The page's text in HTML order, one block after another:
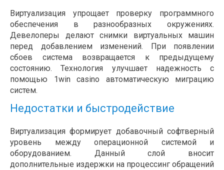
Виртуализация упрощает проверку программного
обеспечения в разнообразных окружениях.
Девелоперы делают снимки виртуальных машин
перед добавлением изменений. При появлении
сбоев система возвращается к предыдущему
состоянию. Технология улучшает надежность с
помощью 1win casino автоматическую миграцию
систем.
Недостатки и быстродействие
Виртуализация формирует добавочный софтверный
уровень между операционной системой и
оборудованием. Данный слой вносит
дополнительные издержки на процессинг обращений